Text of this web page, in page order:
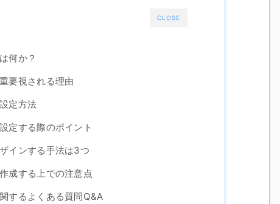
CLOSE
何か？
要視される理由
定方法
定する際のポイント
インする手法は3つ
成する上での注意点
するよくある質問Q&A